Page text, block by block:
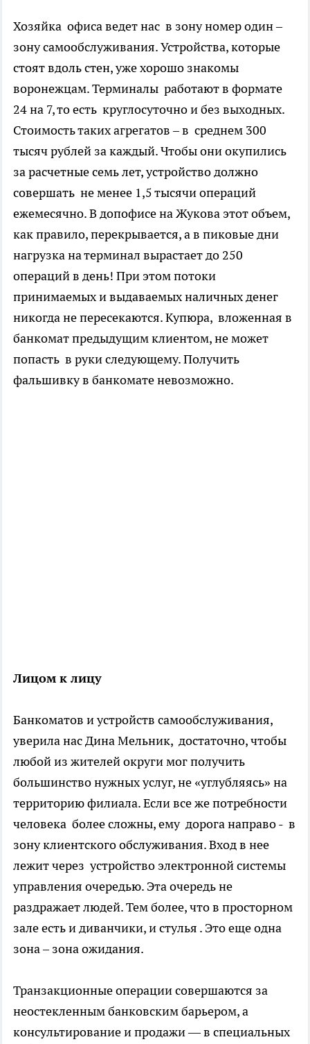
Хозяйка офиса ведет нас в зону номер один –
зону самообслуживания. Устройства, которые
стоят вдоль стен, уже хорошо знакомы
воронежцам. Терминалы работают в формате
24 на 7, то есть круглосуточно и без выходных.
Стоимость таких агрегатов – в среднем 300
тысяч рублей за каждый. Чтобы они окупились
за расчетные семь лет, устройство должно
совершать не менее 1,5 тысячи операций
ежемесячно. В допофисе на Жукова этот объем,
как правило, перекрывается, а в пиковые дни
нагрузка на терминал вырастает до 250
операций в день! При этом потоки
принимаемых и выдаваемых наличных денег
никогда не пересекаются. Купюра, вложенная в
банкомат предыдущим клиентом, не может
попасть в руки следующему. Получить
фальшивку в банкомате невозможно.
Лицом к лицу
Банкоматов и устройств самообслуживания,
уверила нас Дина Мельник, достаточно, чтобы
любой из жителей округи мог получить
большинство нужных услуг, не «углубляясь» на
территорию филиала. Если все же потребности
человека более сложны, ему дорога направо - в
зону клиентского обслуживания. Вход в нее
лежит через устройство электронной системы
управления очередью. Эта очередь не
раздражает людей. Тем более, что в просторном
зале есть и диванчики, и стулья . Это еще одна
зона – зона ожидания.
Транзакционные операции совершаются за
неостекленным банковским барьером, а
консультирование и продажи — в специальных